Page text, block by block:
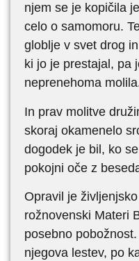
njem se je kopičila
celo o samomoru.
globlje v svet drog
ki jo je prestajal, pa
neprenehoma
In prav molitve
skoraj okamenelo
dogodek je bil, ko
pokojni oče z
Opravil je
rožnovenski Materi
posebno
njegova lestev, po